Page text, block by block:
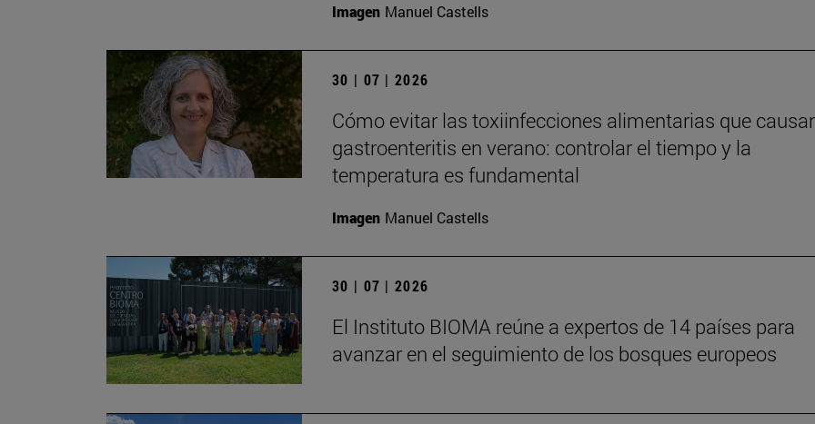
Imagen Manuel Castells
30 | 07 | 2026
Cómo evitar las toxiinfecciones alimentarias que
gastroenteritis en verano: controlar el tiempo y la
temperatura es fundamental
Imagen Manuel Castells
30 | 07 | 2026
El Instituto BIOMA reúne a expertos de 14 países para
avanzar en el seguimiento de los bosques europeos